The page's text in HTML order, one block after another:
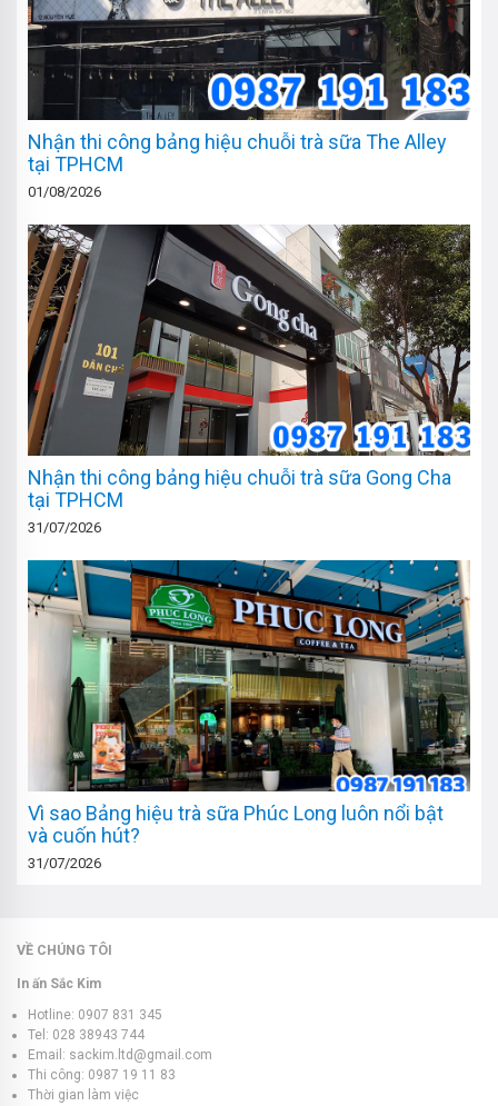
Nhận thi công bảng hiệu chuỗi trà sữa The Alley
tại TPHCM
01/08/2026
Nhận thi công bảng hiệu chuỗi trà sữa Gong Cha
tại TPHCM
31/07/2026
Vì sao Bảng hiệu trà sữa Phúc Long luôn nổi bật
và cuốn hút?
31/07/2026
VỀ CHÚNG TÔI
In ấn Sắc Kim
Hotline: 0907 831 345
Tel: 028 38943 744
Email: sackim.ltd@gmail.com
Thi công: 0987 19 11 83
Thời gian làm việc